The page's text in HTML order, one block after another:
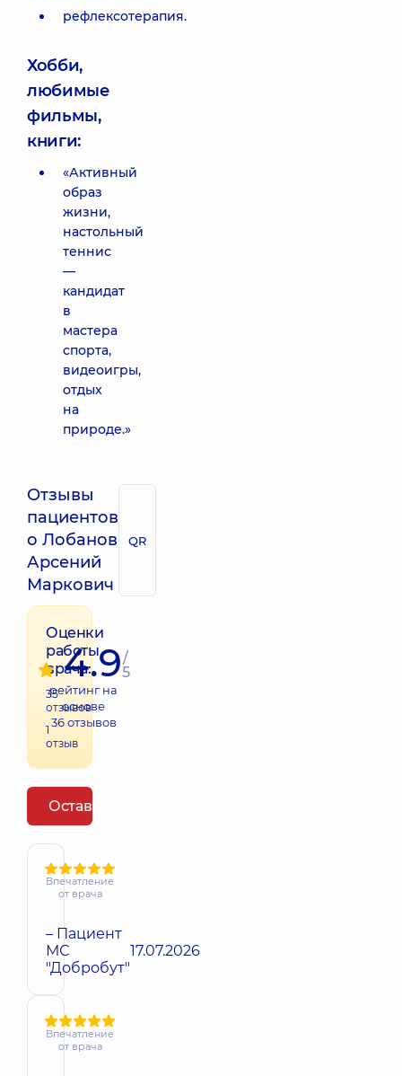
рефлексотерапия.
Хобби,
любимые
фильмы,
книги:
«Активный
образ
жизни,
настольный
теннис
—
кандидат
в
мастера
спорта,
видеоигры,
отдых
на
природе.»
Отзывы
пациентов
о Лобанов
Арсений
Маркович
QR
Оценки
работы
врача:
35
отзывов
1
отзыв
4.9/
5
рейтинг на
основе
36отзывов
Оставить отзыв
Впечатление
от врача
– Пациент
МС
"Добробут"
17.07.2026
Впечатление
от врача